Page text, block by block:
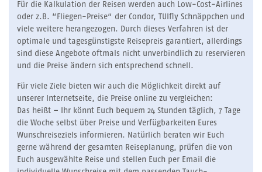
Für die Kalkulation der Reisen werden auch Low-Cost-Airlines
oder z.B. “Fliegen-Preise“ der Condor, TUIfly Schnäppchen und
viele weitere herangezogen. Durch dieses Verfahren ist der
optimale und tagesgünstigste Reisepreis garantiert, allerdings
sind diese Angebote oftmals nicht unverbindlich zu reservieren
und die Preise ändern sich entsprechend schnell.
Für viele Ziele bieten wir auch die Möglichkeit direkt auf
unserer Internetseite, die Preise online zu vergleichen:
Das heißt – Ihr könnt Euch bequem 24 Stunden täglich, 7 Tage
die Woche selbst über Preise und Verfügbarkeiten Eures
Wunschreiseziels informieren. Natürlich beraten wir Euch
gerne während der gesamten Reiseplanung, prüfen die von
Euch ausgewählte Reise und stellen Euch per Email die